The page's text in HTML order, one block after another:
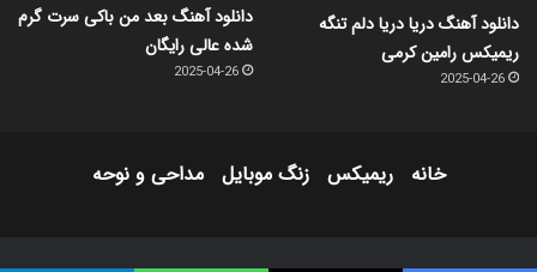
دانلود آهنگ دریا دریا دلم تنگه
ریمیکس رامین کرمی
2025-04-26
دانلود آهنگ بعد من باکی سرت گرم
شده عالی رایگان
2025-04-26
خانه ریمیکس زنگ موبایل مداحی و نوحه